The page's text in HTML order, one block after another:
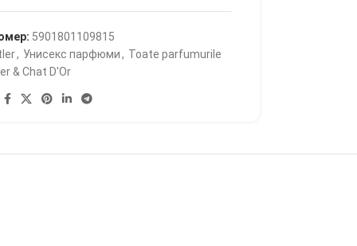
5901801109815
, Унисекс парфюми , Toate parfumurile
& Chat D'Or